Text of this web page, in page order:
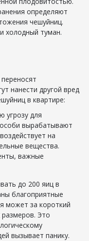
определяют
чешуйниц.
холодный туман.
нанести другой вред
в квартире:
угрозу для
вырабатывают
на
вещества.
важные
до 200 яиц в
благоприятные
может за короткий
Это
вызывает панику.